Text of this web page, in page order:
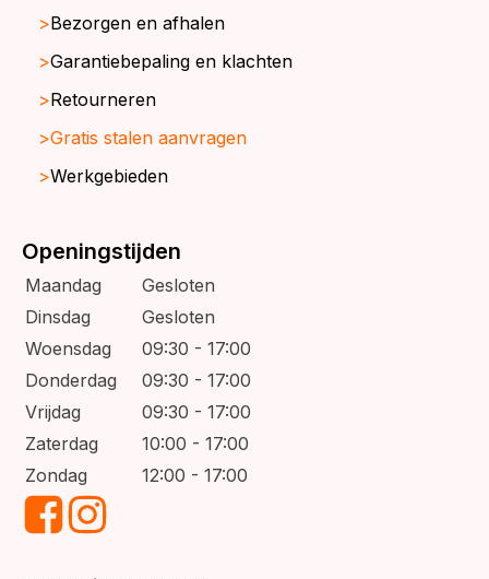
Bezorgen en afhalen
Garantiebepaling en klachten
Retourneren
Gratis stalen aanvragen
Werkgebieden
Openingstijden
Maandag
Gesloten
Dinsdag
Gesloten
Woensdag
09:30 - 17:00
Donderdag
09:30 - 17:00
Vrijdag
09:30 - 17:00
Zaterdag
10:00 - 17:00
Zondag
12:00 - 17:00